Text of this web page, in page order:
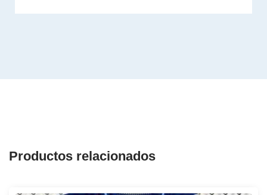
Productos relacionados